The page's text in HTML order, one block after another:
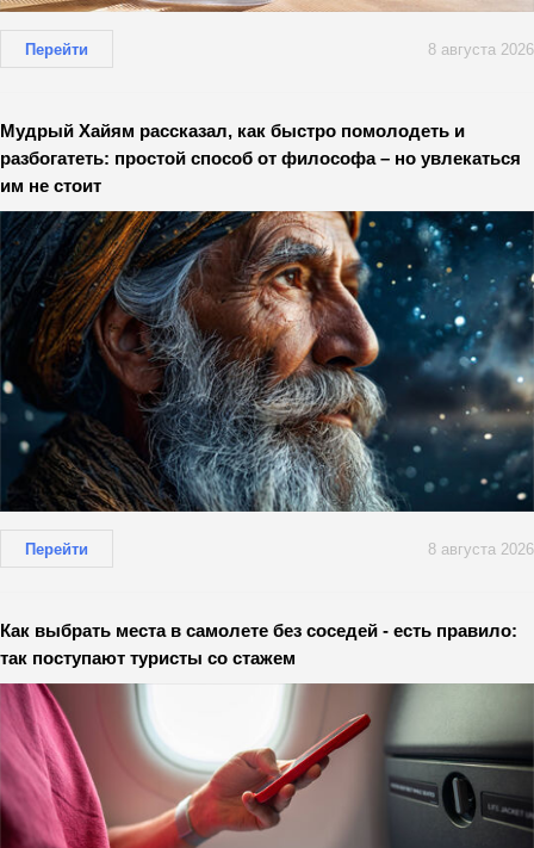
Перейти 8 августа 2026
Мудрый Хайям рассказал, как быстро помолодеть и
разбогатеть: простой способ от философа – но увлекаться
им не стоит
Перейти 8 августа 2026
Как выбрать места в самолете без соседей - есть правило:
так поступают туристы со стажем